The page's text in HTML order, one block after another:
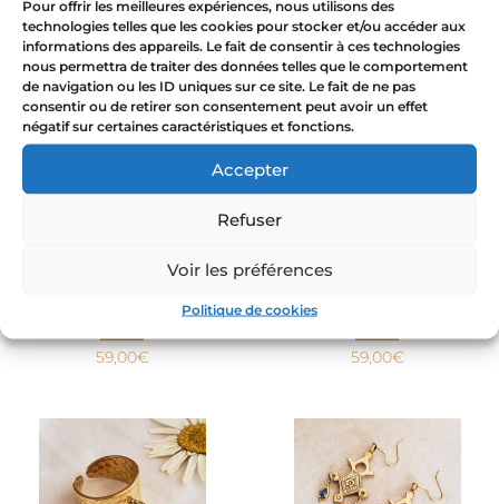
Pour offrir les meilleures expériences, nous utilisons des
technologies telles que les cookies pour stocker et/ou accéder aux
informations des appareils. Le fait de consentir à ces technologies
nous permettra de traiter des données telles que le comportement
de navigation ou les ID uniques sur ce site. Le fait de ne pas
consentir ou de retirer son consentement peut avoir un effet
négatif sur certaines caractéristiques et fonctions.
Accepter
Refuser
Voir les préférences
Politique de cookies
Tuareg naranja
59,00€
54,00€
59,00€ 59,00€